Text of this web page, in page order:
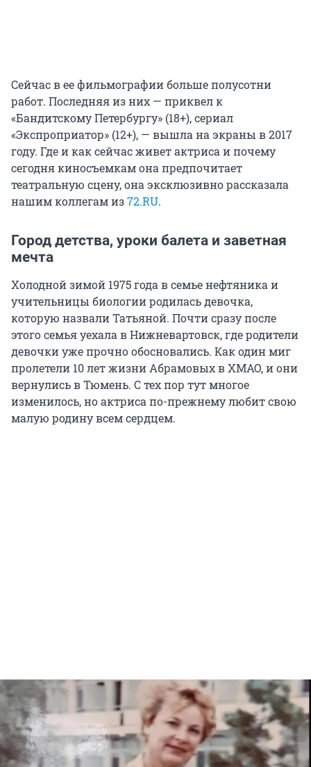
Сейчас в ее фильмографии больше полусотни
работ. Последняя из них — приквел к
«Бандитскому Петербургу» (18+), сериал
«Экспроприатор» (12+), — вышла на экраны в 2017
году. Где и как сейчас живет актриса и почему
сегодня киносъемкам она предпочитает
театральную сцену, она эксклюзивно рассказала
нашим коллегам из72.RU.
Город детства, уроки балета и заветная
мечта
Холодной зимой 1975 года в семье нефтяника и
учительницы биологии родилась девочка,
которую назвали Татьяной. Почти сразу после
этого семья уехала в Нижневартовск, где родители
девочки уже прочно обосновались. Как один миг
пролетели 10 лет жизни Абрамовых в ХМАО, и они
вернулись в Тюмень. С тех пор тут многое
изменилось, но актриса по-прежнему любит свою
малую родину всем сердцем.